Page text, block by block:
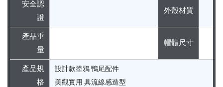
安全認
證
外殼材質
產品重
量
帽體尺寸
產品規
格
設計款塗鴉 鴨尾配件
美觀實用 具流線感造型